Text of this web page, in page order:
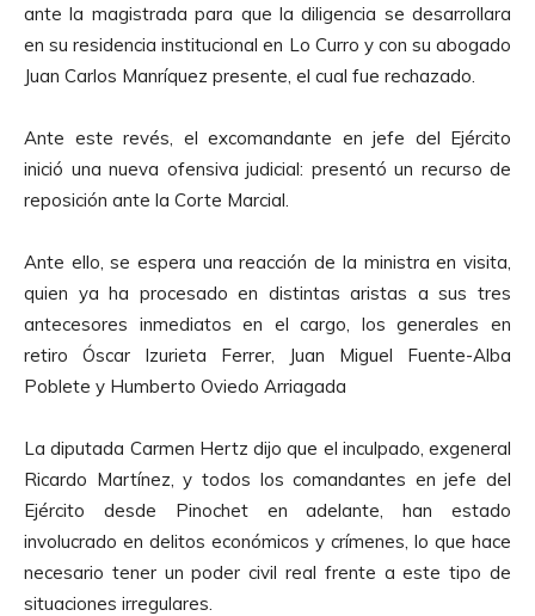
ante la magistrada para que la diligencia se desarrollara
en su residencia institucional en Lo Curro y con su abogado
Juan Carlos Manríquez presente, el cual fue rechazado.
Ante este revés, el excomandante en jefe del Ejército
inició una nueva ofensiva judicial: presentó un recurso de
reposición ante la Corte Marcial.
Ante ello, se espera una reacción de la ministra en visita,
quien ya ha procesado en distintas aristas a sus tres
antecesores inmediatos en el cargo, los generales en
retiro Óscar Izurieta Ferrer, Juan Miguel Fuente-Alba
Poblete y Humberto Oviedo Arriagada
La diputada Carmen Hertz dijo que el inculpado, exgeneral
Ricardo Martínez, y todos los comandantes en jefe del
Ejército desde Pinochet en adelante, han estado
involucrado en delitos económicos y crímenes, lo que hace
necesario tener un poder civil real frente a este tipo de
situaciones irregulares.